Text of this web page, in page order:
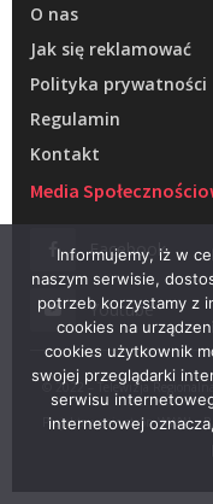
O nas
Jak się reklamować
Polityka prywatności
Regulamin
Kontakt
Media
Facebook
Youtube
© 2022 – Telewizja
Projektowanie stron WWW –
Informujemy, iż w
naszym serwisie,
potrzeb korzystamy z
cookies na
cookies użytkownik
swojej przeglądarki
serwisu
internetowej